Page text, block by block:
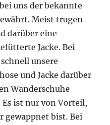
uns der bekannte
Meist trugen
darüber eine
Jacke. Bei
unsere
und Jacke darüber
Wanderschuhe
ist nur von Vorteil,
gewappnet bist. Bei